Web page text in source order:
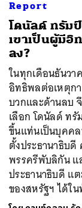
Report
โดนัลด์ ทรัม
เขาเป็นผู้มีอิ
ลง?
ในทุกเดือนธันวา
อิทธิพลต่อเหตุก
บวกและด้านลบ
เลือก โดนัลด์ ทรั
ขึ้นแท่นเป็นบุคค
ตั้งประธานาธิบ
พรรครีพับลิกัน แ
ประธานาธิบดี แ
ของสหรัฐฯ ได้ใ
ค้นหา